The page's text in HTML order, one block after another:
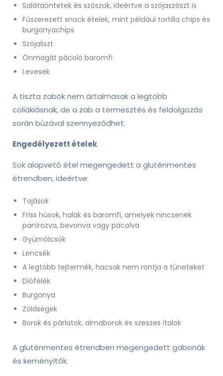
Salátaöntetek és szószok, ideértve a szójaszószt is
Fűszerezett snack ételek, mint például tortilla chips és
burgonyachips
Szójaliszt
Önmagát pácoló baromfi
Levesek
A tiszta zabok nem ártalmasak a legtöbb
cöliákiásnak, de a zab a termesztés és feldolgozás
során búzával szennyeződhet.
Engedélyezett ételek
Sok alapvető étel megengedett a gluténmentes
étrendben, ideértve:
Tojások
Friss húsok, halak és baromfi, amelyek nincsenek
panírozva, bevonva vagy pácolva
Gyümölcsök
Lencsék
A legtöbb tejtermék, hacsak nem rontja a tüneteket
Diófélék
Burgonya
Zöldségek
Borok és párlatok, almaborok és szeszes italok
A gluténmentes étrendben megengedett gabonák
és keményítők: